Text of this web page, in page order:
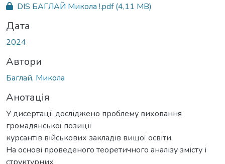
DIS БАГЛАЙ Микола !.pdf(4,11 MB)
Дата
2024
Автори
Баглай, Микола
Анотація
У дисертації досліджено проблему виховання
громадянської позиції
курсантів військових закладів вищої освіти.
На основі проведеного теоретичного аналізу змісту і